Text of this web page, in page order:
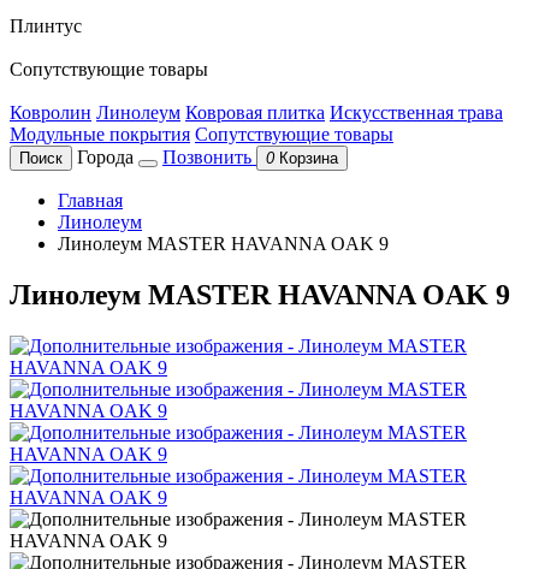
Плинтус
Сопутствующие товары
Ковролин Линолеум Ковровая плитка Искусственная трава
Модульные покрытия Сопутствующие товары
Поиск Города Позвонить 0 Корзина
Главная
Линолеум
Линолеум MASTER HAVANNA OAK 9
Линолеум MASTER HAVANNA OAK 9